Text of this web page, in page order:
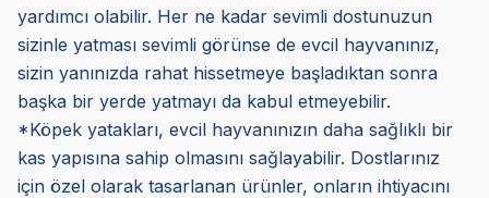
yardımcı olabilir. Her ne kadar sevimli dostunuzun
sizinle yatması sevimli görünse de evcil hayvanınız,
sizin yanınızda rahat hissetmeye başladıktan sonra
başka bir yerde yatmayı da kabul etmeyebilir.
*Köpek yatakları, evcil hayvanınızın daha sağlıklı bir
kas yapısına sahip olmasını sağlayabilir. Dostlarınız
için özel olarak tasarlanan ürünler, onların ihtiyacını